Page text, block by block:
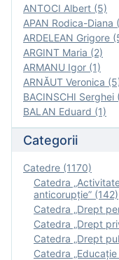
ANTOCI Albert (5)
APAN Rodica-Diana
ARDELEAN Grigore
ARGINT Maria (2)
ARMANU Igor (1)
ARNĂUT Veronica
BACINSCHI Serghei
BALAN Eduard (1)
Categorii
Catedre (1170)
Catedra
anticorupție” (142)
Catedra „Drept
Catedra „Drept
Catedra „Drept
Catedra